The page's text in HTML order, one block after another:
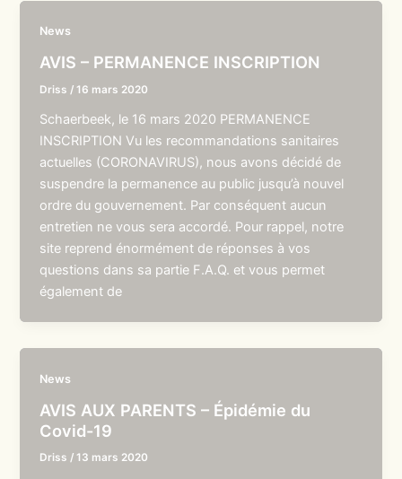
News
AVIS – PERMANENCE INSCRIPTION
Driss /16 mars 2020
Schaerbeek, le 16 mars 2020 PERMANENCE
INSCRIPTION Vu les recommandations sanitaires
actuelles (CORONAVIRUS), nous avons décidé de
suspendre la permanence au public jusqu’à nouvel
ordre du gouvernement. Par conséquent aucun
entretien ne vous sera accordé. Pour rappel, notre
site reprend énormément de réponses à vos
questions dans sa partie F.A.Q. et vous permet
également de
News
AVIS AUX PARENTS – Épidémie du
Covid-19
Driss /13 mars 2020